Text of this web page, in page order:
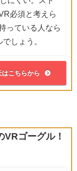
必須と考えら
っている人なら
しょう。
はこちらから
VRゴーグル！